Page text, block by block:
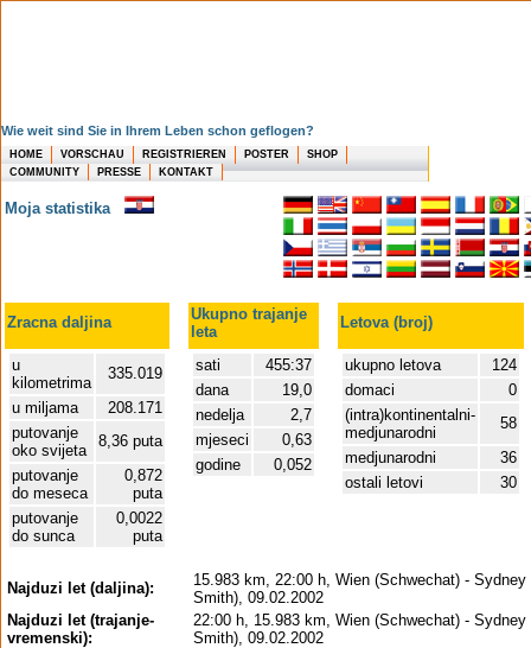
Wie weit sind Sie in Ihrem Leben schon geflogen?
HOME VORSCHAU REGISTRIEREN POSTER
SHOP
COMMUNITY
PRESSE KONTAKT
Moja statistika
Zracna daljina
Ukupno trajanje
leta
Letova (broj)
u
kilometrima
335.019
u miljama
208.171
putovanje
oko svijeta
8,36 puta
putovanje
do meseca
0,872
puta
putovanje
do sunca
0,0022
puta
sati
455:37
dana
19,0
nedelja
2,7
mjeseci
0,63
godine
0,052
ukupno letova
124
domaci
0
(intra)kontinentalni-
medjunarodni
58
medjunarodni
36
ostali letovi
30
Najduzi let (daljina):
15.983 km, 22:00 h, Wien (Schwechat) - Sydney
Smith), 09.02.2002
Najduzi let (trajanje-
vremenski):
22:00 h, 15.983 km, Wien (Schwechat) - Sydney
Smith), 09.02.2002